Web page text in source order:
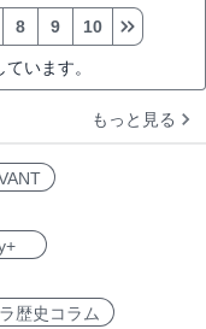
います。
8 9 10
もっと見る
歴史コラム